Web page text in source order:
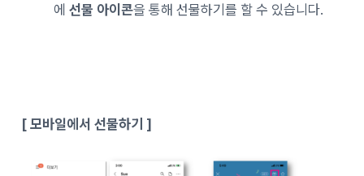
에선물 아이콘을 통해 선물하기를 할 수 있습니다.
[ 모바일에서 선물하기 ]